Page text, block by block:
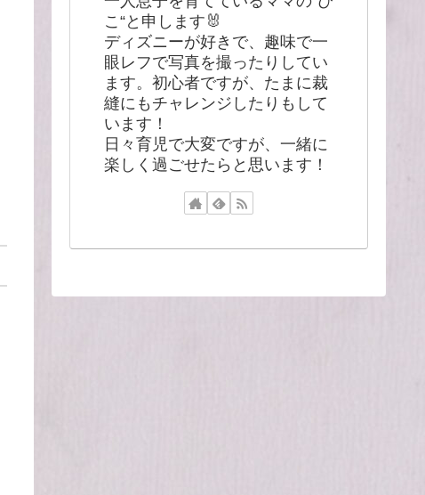
こ“と申します🐰
ディズニーが好きで、趣味で一
眼レフで写真を撮ったりしてい
ます。初心者ですが、たまに裁
縫にもチャレンジしたりもして
います！
日々育児で大変ですが、一緒に
楽しく過ごせたらと思います！